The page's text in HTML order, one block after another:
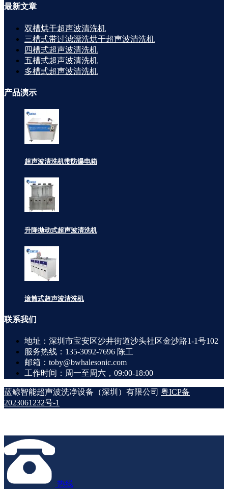
最新文章
双槽烘干超声波清洗机
三槽式带过滤漂洗烘干超声波清洗机
四槽式超声波清洗机
五槽式超声波清洗机
多槽式超声波清洗机
产品演示
超声波清洗机带防爆电箱
升降抛动式超声波清洗机
滚筒式超声波清洗机
联系我们
地址：深圳市宝安区沙井街道沙头社区金沙路1-1号102
服务热线：135-3092-7696 陈工
邮箱：toby@bwhalesonic.com
工作时间：周一至周六，09:00-18:00
蓝鲸智能超声波洗净设备（深圳）有限公司 粤ICP备
2023061232号-1
热线